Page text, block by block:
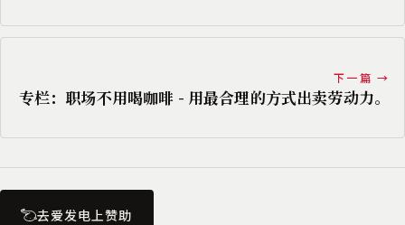
下一篇 →
专栏：职场不用喝咖啡 - 用最合理的方式出卖劳动力。
去爱发电上赞助